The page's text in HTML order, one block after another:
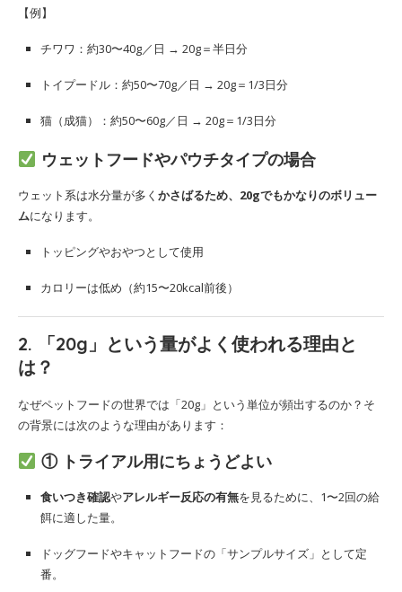
【例】
チワワ：約30〜40g／日 → 20g＝半日分
トイプードル：約50〜70g／日 → 20g＝1/3日分
猫（成猫）：約50〜60g／日 → 20g＝1/3日分
ウェットフードやパウチタイプの場合
ウェット系は水分量が多く かさばるため、20gでもかなりのボリュー
ムになります。
トッピングやおやつとして使用
カロリーは低め（約15〜20kcal前後）
2. 「20g」という量がよく使われる理由と
は？
なぜペットフードの世界では「20g」という単位が頻出するのか？そ
の背景には次のような理由があります：
① トライアル用にちょうどよい
食いつき確認やアレルギー反応の有無を見るために、1〜2回の給
餌に適した量。
ドッグフードやキャットフードの「サンプルサイズ」として定
番。